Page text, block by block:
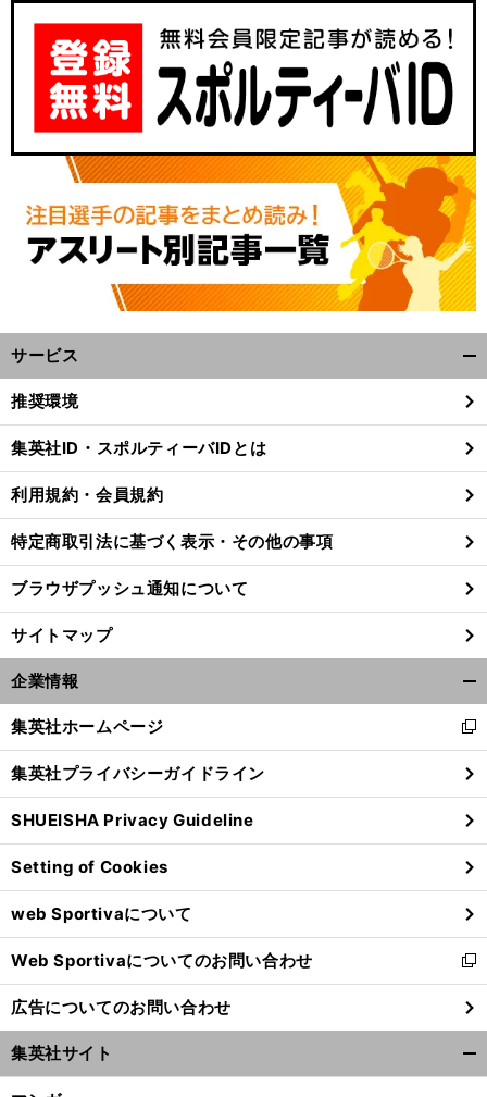
】
！
へ
サービス
閉
る
推奨環境
集英社ID・スポルティーバIDとは
利用規約・会員規約
特定商取引法に基づく表示・その他の事項
ブラウザプッシュ通知について
サイトマップ
企業情報
閉
る
集英社ホームページ
新
し
い
ウ
ィ
ン
ド
ウ
で
開
く
集英社プライバシーガイドライン
SHUEISHA Privacy Guideline
Setting of Cookies
web Sportivaについて
Web Sportivaについてのお問い合わせ
新
し
い
ウ
ィ
ン
広告についてのお問い合わせ
集英社サイト